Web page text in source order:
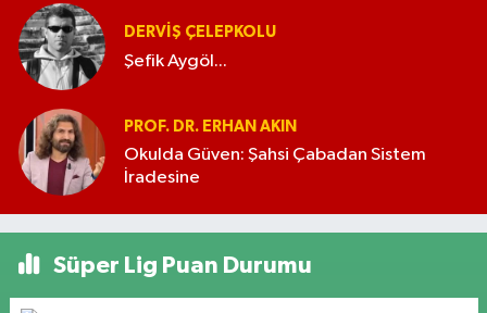
DERVIŞ ÇELEPKOLU
Şefik Aygöl...
PROF. DR. ERHAN AKIN
Okulda Güven: Şahsi Çabadan Sistem
İradesine
Süper Lig Puan Durumu